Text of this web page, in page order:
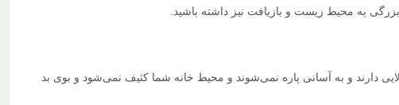
به محیط زیست و بازیافت نیز داشته باشید.
دارند و به آسانی پاره نمی‌شوند و محیط خانه شما کثیف نمی‌شود و بوی بد